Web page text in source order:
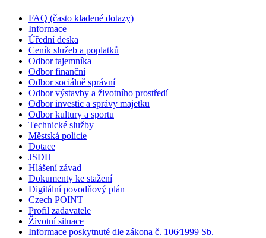
FAQ (často kladené dotazy)
Informace
Úřední deska
Ceník služeb a poplatků
Odbor tajemníka
Odbor finanční
Odbor sociálně správní
Odbor výstavby a životního prostředí
Odbor investic a správy majetku
Odbor kultury a sportu
Technické služby
Městská policie
Dotace
JSDH
Hlášení závad
Dokumenty ke stažení
Digitální povodňový plán
Czech POINT
Profil zadavatele
Životní situace
Informace poskytnuté dle zákona č. 106⁄1999 Sb.